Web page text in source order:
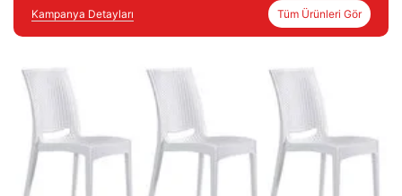
Kampanya Detayları Tüm Ürünleri Gör